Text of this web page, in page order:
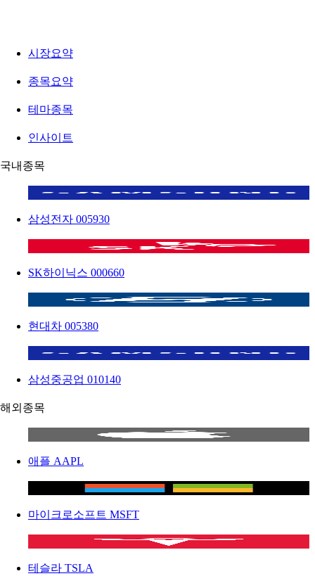
시장요약
종목요약
테마종목
인사이트
국내종목
삼성전자 005930
SK하이닉스 000660
현대차 005380
삼성중공업 010140
해외종목
애플 AAPL
마이크로소프트 MSFT
테슬라 TSLA